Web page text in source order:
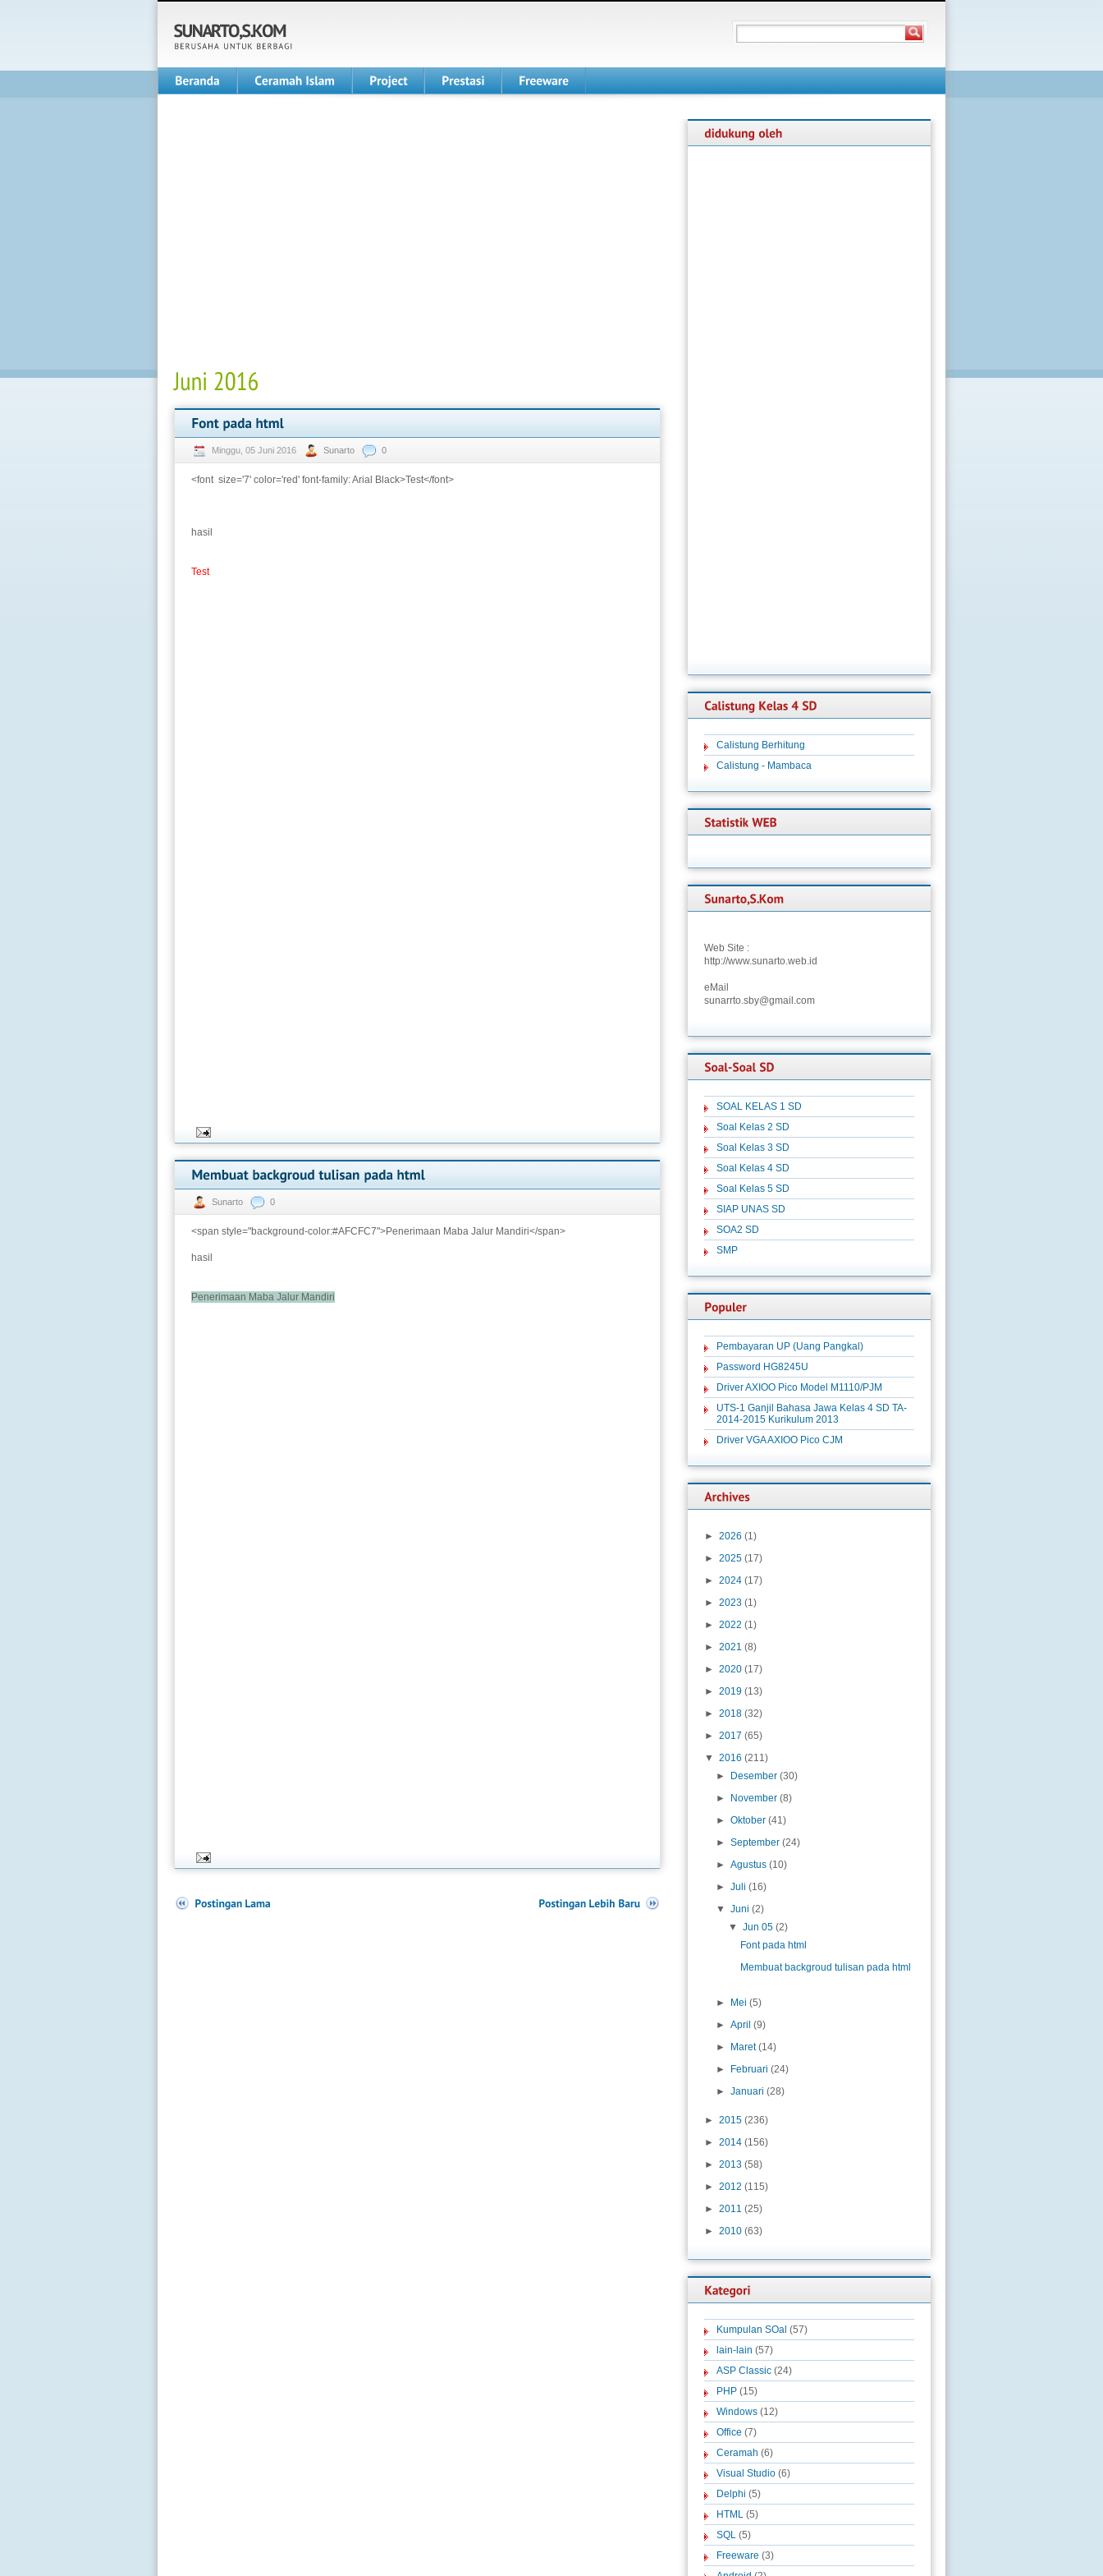
Minggu, 05 Juni 2016 Sunarto 0
<font size='7' color='red' font-family: Arial Black>Test</font>
hasil
Test
Sunarto 0
<span style="background-color:#AFCFC7">Penerimaan Maba Jalur Mandiri</span>
hasil
Penerimaan Maba Jalur Mandiri
Calistung Berhitung
Calistung - Mambaca
Web Site :
http://www.sunarto.web.id
eMail
sunarrto.sby@gmail.com
SOAL KELAS 1 SD
Soal Kelas 2 SD
Soal Kelas 3 SD
Soal Kelas 4 SD
Soal Kelas 5 SD
SIAP UNAS SD
SOA2 SD
SMP
Pembayaran UP (Uang Pangkal)
Password HG8245U
Driver AXIOO Pico Model M1110/PJM
UTS-1 Ganjil Bahasa Jawa Kelas 4 SD TA-
2014-2015 Kurikulum 2013
Driver VGA AXIOO Pico CJM
► 2026 (1)
► 2025 (17)
► 2024 (17)
► 2023 (1)
► 2022 (1)
► 2021 (8)
► 2020 (17)
► 2019 (13)
► 2018 (32)
► 2017 (65)
▼ 2016 (211)
►
Desember (30)
►
November (8)
►Oktober (41)
►September (24)
►Agustus (10)
►Juli (16)
▼Juni (2)
▼ Jun 05 (2)
Font pada html
Membuat backgroud tulisan pada html
► Mei (5)
►April (9)
►
Maret (14)
►
Februari (24)
►Januari (28)
► 2015 (236)
► 2014 (156)
► 2013 (58)
► 2012 (115)
► 2011 (25)
► 2010 (63)
Kumpulan SOal (57)
lain-lain (57)
ASP Classic (24)
PHP (15)
Windows (12)
Office (7)
Ceramah (6)
Visual Studio (6)
Delphi (5)
HTML (5)
SQL (5)
Freeware (3)